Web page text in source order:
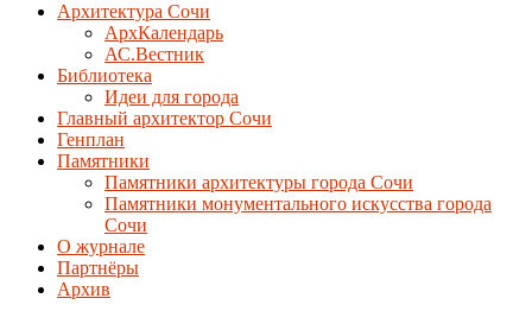
Архитектура Сочи
АрхКалендарь
АС.Вестник
Библиотека
Идеи для города
Главный архитектор Сочи
Генплан
Памятники
Памятники архитектуры города Сочи
Памятники монументального искусства города
Сочи
О журнале
Партнёры
Архив